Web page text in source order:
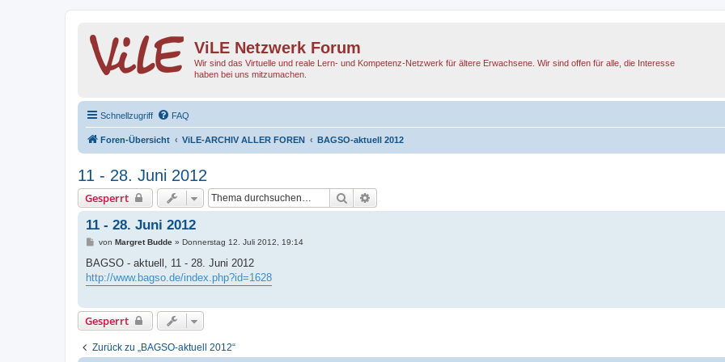
ViLE Netzwerk Forum
Wir sind das Virtuelle und reale Lern- und Kompetenz-Netzwerk für ältere Erwachsene. Wir sind offen für alle, die Interesse
haben bei uns mitzumachen.
Schnellzugriff FAQ
Foren-Übersicht ViLE-ARCHIV ALLER FOREN BAGSO-aktuell 2012
11 - 28. Juni 2012
Gesperrt Suche
11 - 28. Juni 2012
B
i
r
von Margret Budde» Donnerstag 12. Juli 2012, 19:14
BAGSO - aktuell, 11 - 28. Juni 2012
http://www.bagso.de/index.php?id=1628
Gesperrt
Zurück zu „BAGSO-aktuell 2012“